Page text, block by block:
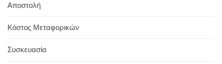
Αποστολή
Κόστος Μεταφορικών
Συσκευασία